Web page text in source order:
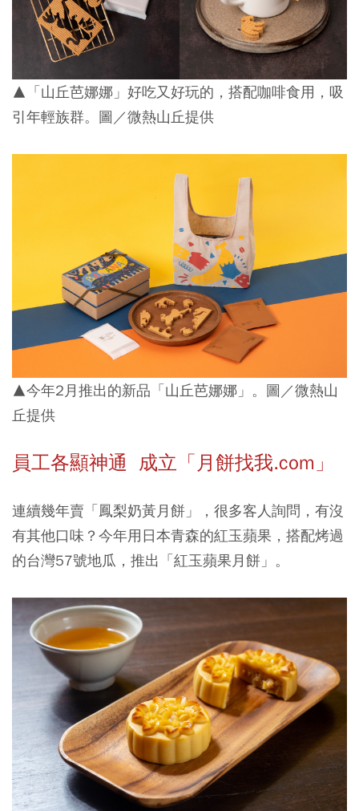
▲「山丘芭娜娜」好吃又好玩的，搭配咖啡食用，吸
引年輕族群。圖／微熱山丘提供
▲今年2月推出的新品「山丘芭娜娜」。圖／微熱山
丘提供
員工各顯神通 成立「月餅找我.com」
連續幾年賣「鳳梨奶黃月餅」，很多客人詢問，有沒
有其他口味？今年用日本青森的紅玉蘋果，搭配烤過
的台灣57號地瓜，推出「紅玉蘋果月餅」。